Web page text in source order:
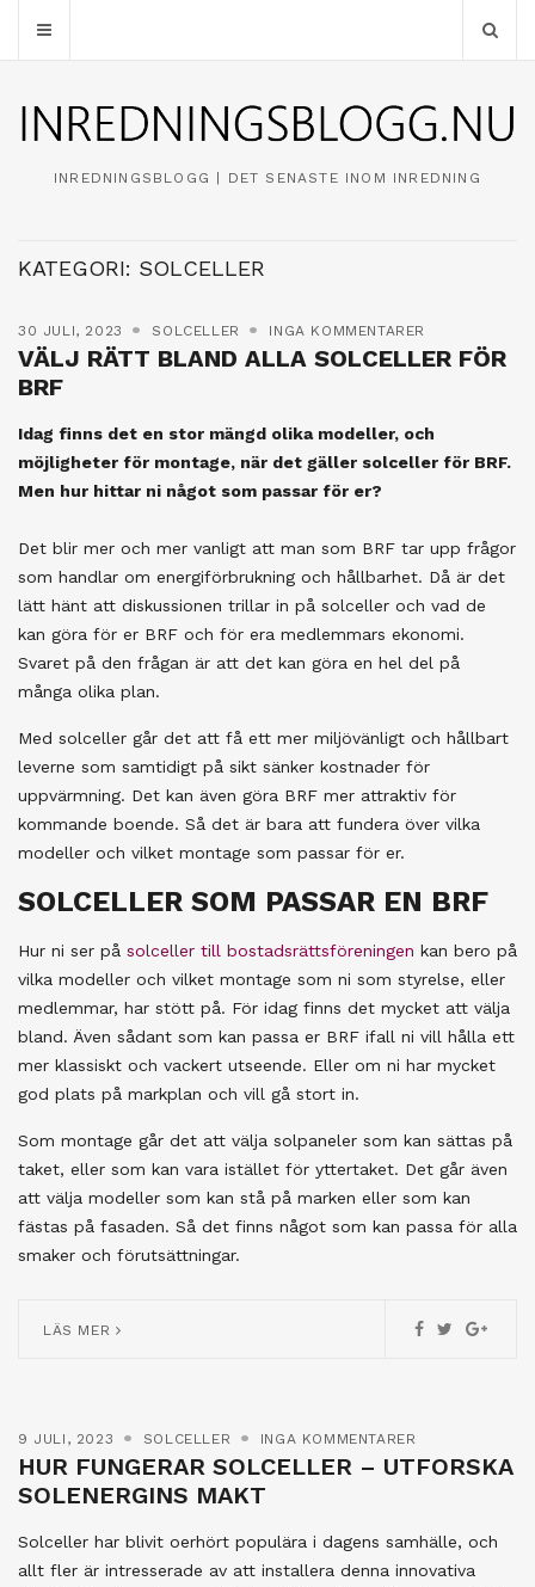
INREDNINGSBLOGG | DET SENASTE INOM INREDNING
KATEGORI: SOLCELLER
30 JULI, 2023 SOLCELLER INGA KOMMENTARER
VÄLJ RÄTT BLAND ALLA SOLCELLER FÖR
BRF
Idag finns det en stor mängd olika modeller, och
möjligheter för montage, när det gäller solceller för BRF.
Men hur hittar ni något som passar för er?
Det blir mer och mer vanligt att man som BRF tar upp frågor
som handlar om energiförbrukning och hållbarhet. Då är det
lätt hänt att diskussionen trillar in på solceller och vad de
kan göra för er BRF och för era medlemmars ekonomi.
Svaret på den frågan är att det kan göra en hel del på
många olika plan.
Med solceller går det att få ett mer miljövänligt och hållbart
leverne som samtidigt på sikt sänker kostnader för
uppvärmning. Det kan även göra BRF mer attraktiv för
kommande boende. Så det är bara att fundera över vilka
modeller och vilket montage som passar för er.
SOLCELLER SOM PASSAR EN BRF
Hur ni ser på solceller till bostadsrättsföreningen kan bero på
vilka modeller och vilket montage som ni som styrelse, eller
medlemmar, har stött på. För idag finns det mycket att välja
bland. Även sådant som kan passa er BRF ifall ni vill hålla ett
mer klassiskt och vackert utseende. Eller om ni har mycket
god plats på markplan och vill gå stort in.
Som montage går det att välja solpaneler som kan sättas på
taket, eller som kan vara istället för yttertaket. Det går även
att välja modeller som kan stå på marken eller som kan
fästas på fasaden. Så det finns något som kan passa för alla
smaker och förutsättningar.
LÄS MER
9 JULI, 2023 SOLCELLER INGA KOMMENTARER
HUR FUNGERAR SOLCELLER – UTFORSKA
SOLENERGINS MAKT
Solceller har blivit oerhört populära i dagens samhälle, och
allt fler är intresserade av att installera denna innovativa